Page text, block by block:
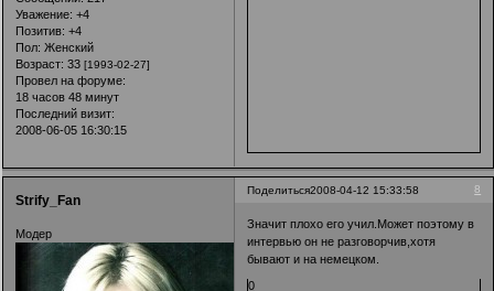
Уважение: +4
Позитив: +4
Пол: Женский
Возраст: 33 [1993-02-27]
Провел на форуме:
18 часов 48 минут
Последний визит:
2008-06-05 16:30:15
Поделиться 8
2008-04-12 15:33:58
Strify_Fan
Модер
Значит плохо его учил.Может поэтому в
интервью он не разговорчив,хотя
бывают и на немецком.
0